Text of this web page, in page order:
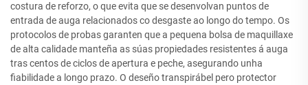
costura de reforzo, o que evita que se desenvolvan puntos de
entrada de auga relacionados co desgaste ao longo do tempo. Os
protocolos de probas garanten que a pequena bolsa de maquillaxe
de alta calidade manteña as súas propiedades resistentes á auga
tras centos de ciclos de apertura e peche, asegurando unha
fiabilidade a longo prazo. O deseño transpirábel pero protector